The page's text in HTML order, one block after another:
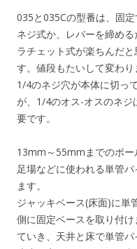
035と035Cの型番は、固
ネジ式か、レバーを締める
ラチェット式が楽ちんだ
す。値段もたいして変わり
1/4のネジ穴が本体に切っ
が、1/4のオス-オスのネジ
要です。
13mm～55mmまでのポー
足場などに使われる単管
ます。
ジャッキベース(床面)に単
側に固定ベースを取り付
ていき、天井と床で単管パ